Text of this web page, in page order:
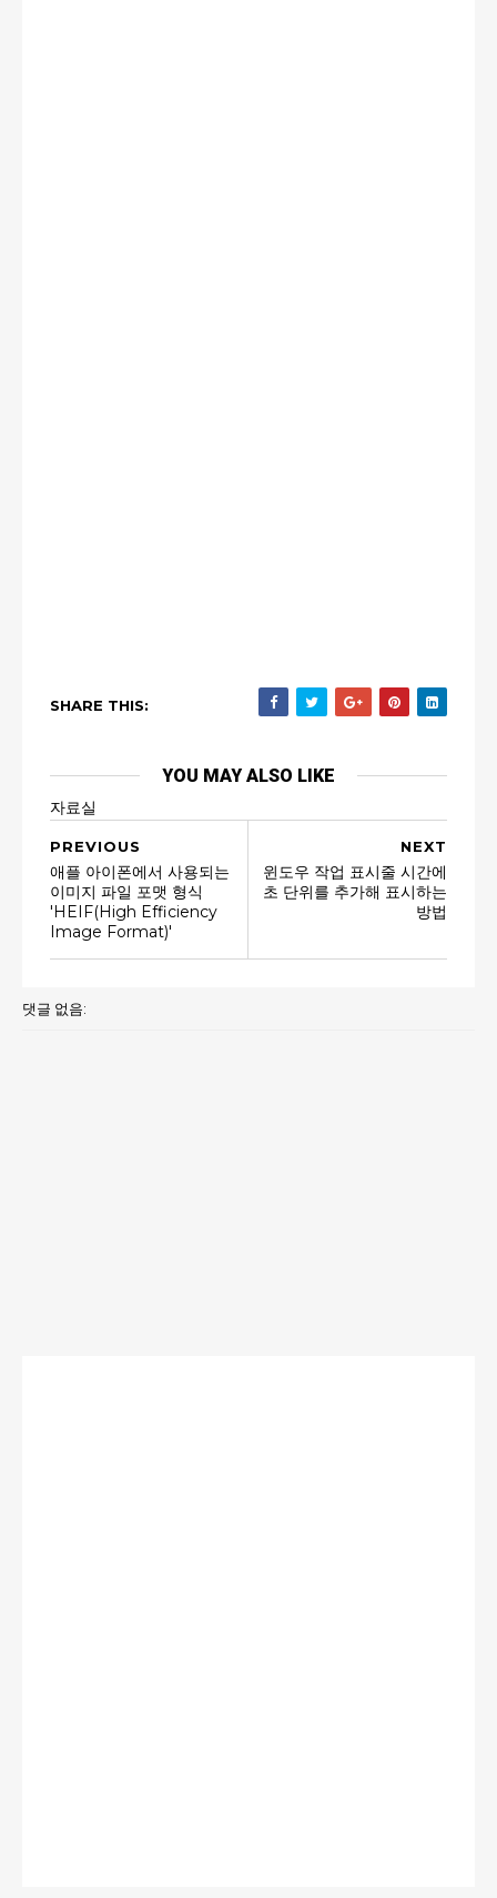
SHARE THIS:
YOU MAY ALSO LIKE
자료실
NEXT
윈도우 작업 표시줄 시간에
초 단위를 추가해 표시하는
방법
PREVIOUS
애플 아이폰에서 사용되는
이미지 파일 포맷 형식
'HEIF(High Efficiency
Image Format)'
댓글 없음: